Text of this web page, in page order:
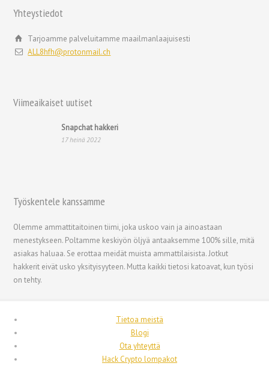
Yhteystiedot
Tarjoamme palveluitamme maailmanlaajuisesti
ALL8hfh@protonmail.ch
Viimeaikaiset uutiset
Snapchat hakkeri
17 heinä 2022
Työskentele kanssamme
Olemme ammattitaitoinen tiimi, joka uskoo vain ja ainoastaan
menestykseen. Poltamme keskiyön öljyä antaaksemme 100% sille, mitä
asiakas haluaa. Se erottaa meidät muista ammattilaisista. Jotkut
hakkerit eivät usko yksityisyyteen. Mutta kaikki tietosi katoavat, kun työsi
on tehty.
Tietoa meistä
Blogi
Ota yhteyttä
Hack Crypto lompakot
Español
فارسی
עִבְרִית
Română